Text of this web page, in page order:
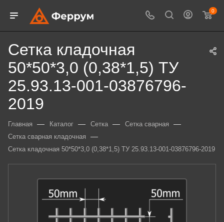
0
Сетка кладочная
50*50*3,0 (0,38*1,5) ТУ
25.93.13-001-03876796-
2019
Главная — Каталог — Сетка — Сетка сварная —
Сетка сварная кладочная —
Сетка кладочная 50*50*3,0 (0,38*1,5) ТУ 25.93.13-001-03876796-2019